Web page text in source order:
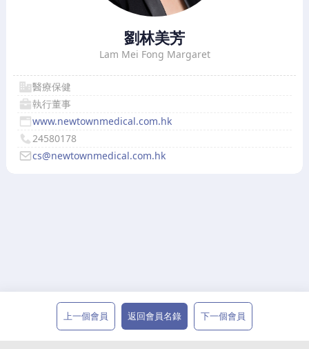
劉林美芳
Lam Mei Fong Margaret
醫療保健
執行董事
www.newtownmedical.com.hk
24580178
cs@newtownmedical.com.hk
上一個會員 返回會員名錄 下一個會員